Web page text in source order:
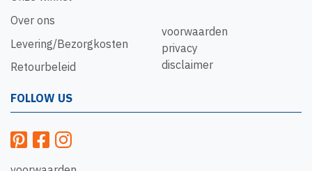
Over ons
Levering/Bezorgkosten
Retourbeleid
voorwaarden
privacy
disclaimer
FOLLOW US